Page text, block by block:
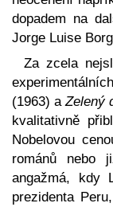
dopadem na
Jorge Luise
Za zcela
(1963) aZelený
kvalitativně
Nobelovou
románů nebo
angažmá, kdy
prezidenta